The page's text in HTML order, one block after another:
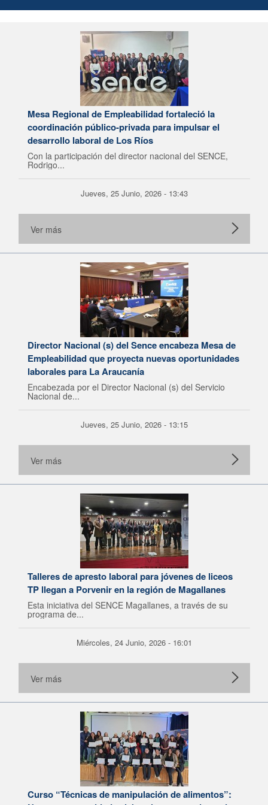
Mesa Regional de Empleabilidad fortaleció la
coordinación público-privada para impulsar el
desarrollo laboral de Los Ríos
Con la participación del director nacional del SENCE,
Rodrigo...
Jueves, 25 Junio, 2026 - 13:43
Ver más
Director Nacional (s) del Sence encabeza Mesa de
Empleabilidad que proyecta nuevas oportunidades
laborales para La Araucanía
Encabezada por el Director Nacional (s) del Servicio
Nacional de...
Jueves, 25 Junio, 2026 - 13:15
Ver más
Talleres de apresto laboral para jóvenes de liceos
TP llegan a Porvenir en la región de Magallanes
Esta iniciativa del SENCE Magallanes, a través de su
programa de...
Miércoles, 24 Junio, 2026 - 16:01
Ver más
Curso “Técnicas de manipulación de alimentos”: